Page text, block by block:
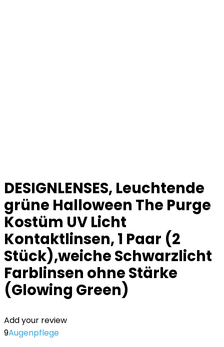
DESIGNLENSES, Leuchtende
grüne Halloween The Purge
Kostüm UV Licht
Kontaktlinsen, 1 Paar (2
Stück),weiche Schwarzlicht
Farblinsen ohne Stärke
(Glowing Green)
Add your review
9Augenpflege